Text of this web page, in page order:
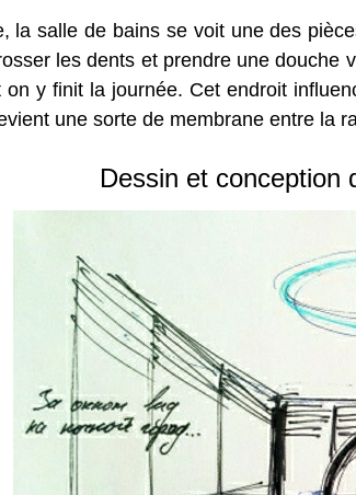
la salle de bains se voit une des
les dents et prendre une
y finit la journée. Cet endroit
une sorte de membrane entre la
Dessin et conception